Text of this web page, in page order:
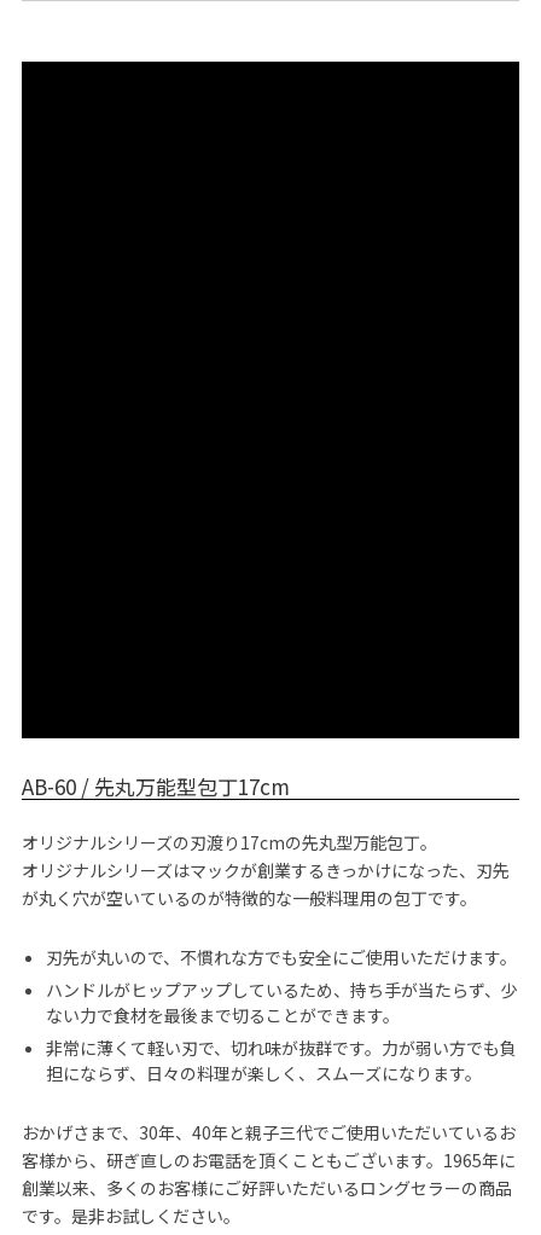
AB-60 / 先丸万能型包丁17cm
オリジナルシリーズの刃渡り17cmの先丸型万能包丁。
オリジナルシリーズはマックが創業するきっかけになった、刃先
が丸く穴が空いているのが特徴的な一般料理用の包丁です。
刃先が丸いので、不慣れな方でも安全にご使用いただけます。
ハンドルがヒップアップしているため、持ち手が当たらず、少
ない力で食材を最後まで切ることができます。
非常に薄くて軽い刃で、切れ味が抜群です。力が弱い方でも負
担にならず、日々の料理が楽しく、スムーズになります。
おかげさまで、30年、40年と親子三代でご使用いただいているお
客様から、研ぎ直しのお電話を頂くこともございます。1965年に
創業以来、多くのお客様にご好評いただいるロングセラーの商品
です。是非お試しください。